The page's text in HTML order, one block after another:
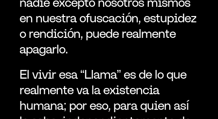
en nuestra ofuscación, estupidez
o rendición, puede realmente
apagarlo.
El vivir esa “Llama” es de lo que
realmente va la existencia
humana; por eso, para quien así